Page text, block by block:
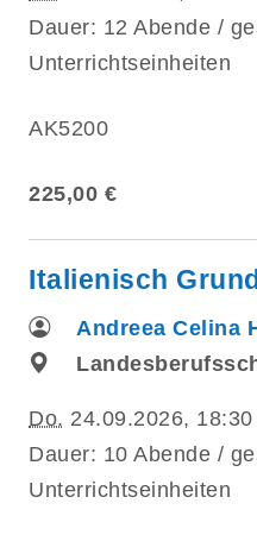
Dauer: 12 Abende /
Unterrichtseinheiten
AK5200
225,00 €
Italienisch
Andreea Celina
Do. 24.09.2026,
Dauer: 10 Abende /
Unterrichtseinheiten